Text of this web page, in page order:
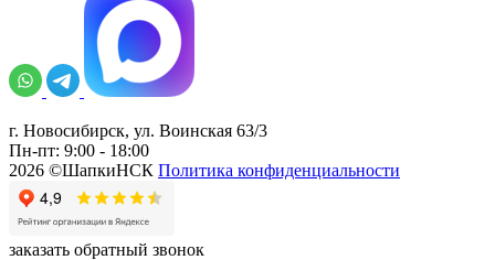
г. Новосибирск, ул. Воинская 63/3
Пн-пт: 9:00 - 18:00
2026 ©ШапкиНСК Политика конфиденциальности
заказать обратный звонок